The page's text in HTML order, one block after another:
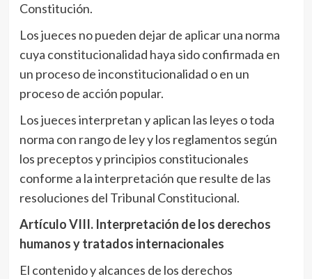
Constitución.
Los jueces no pueden dejar de aplicar una norma
cuya constitucionalidad haya sido confirmada en
un proceso de inconstitucionalidad o en un
proceso de acción popular.
Los jueces interpretan y aplican las leyes o toda
norma con rango de ley y los reglamentos según
los preceptos y principios constitucionales
conforme a la interpretación que resulte de las
resoluciones del Tribunal Constitucional.
Artículo VIII. Interpretación de los derechos
humanos y tratados internacionales
El contenido y alcances de los derechos